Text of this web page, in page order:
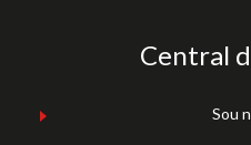
Central
Sou